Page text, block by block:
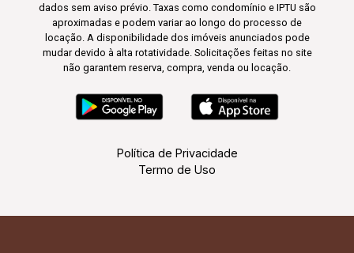
dados sem aviso prévio. Taxas como condomínio e IPTU são
aproximadas e podem variar ao longo do processo de
locação. A disponibilidade dos imóveis anunciados pode
mudar devido à alta rotatividade. Solicitações feitas no site
não garantem reserva, compra, venda ou locação.
Política de Privacidade
Termo de Uso